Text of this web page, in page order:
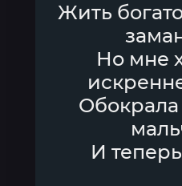
Жить
Но мне
И